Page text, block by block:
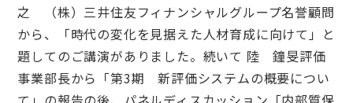
之 （株）三井住友フィナンシャルグループ名誉顧問
から、「時代の変化を見据えた人材育成に向けて」と
題してのご講演がありました。続いて 陸 鐘旻評価
事業部長から「第3期 新評価システムの概要につい